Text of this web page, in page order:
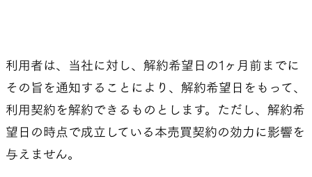
利用者は、当社に対し、解約希望日の1ヶ月前までに
その旨を通知することにより、解約希望日をもって、
利用契約を解約できるものとします。ただし、解約希
望日の時点で成立している本売買契約の効力に影響を
与えません。